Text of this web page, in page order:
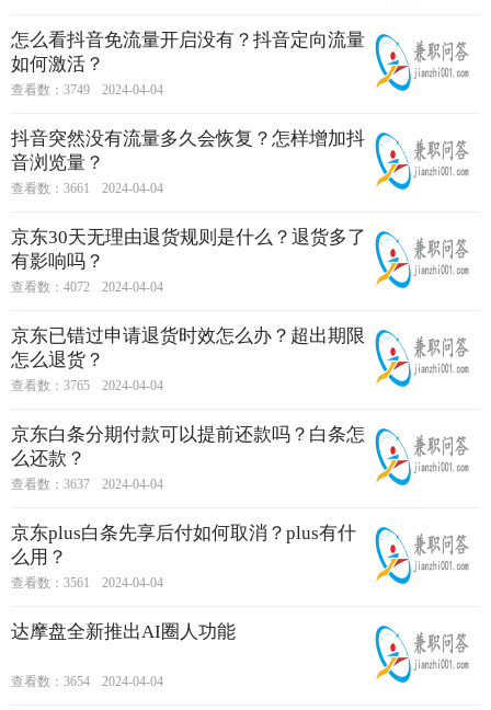
怎么看抖音免流量开启没有？抖音定向流量
如何激活？
查看数：3749 2024-04-04
抖音突然没有流量多久会恢复？怎样增加抖
音浏览量？
查看数：3661 2024-04-04
京东30天无理由退货规则是什么？退货多了
有影响吗？
查看数：4072 2024-04-04
京东已错过申请退货时效怎么办？超出期限
怎么退货？
查看数：3765 2024-04-04
京东白条分期付款可以提前还款吗？白条怎
么还款？
查看数：3637 2024-04-04
京东plus白条先享后付如何取消？plus有什
么用？
查看数：3561 2024-04-04
达摩盘全新推出AI圈人功能
查看数：3654 2024-04-04